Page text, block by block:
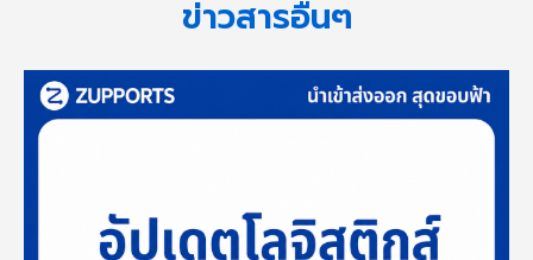
ข่าวสารอื่นๆ